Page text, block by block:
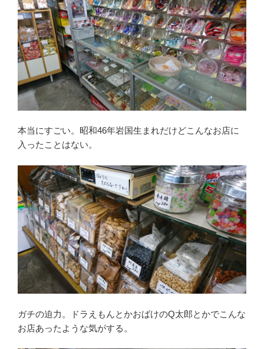
本当にすごい。昭和46年岩国生まれだけどこんなお店に
入ったことはない。
ガチの迫力。ドラえもんとかおばけのQ太郎とかでこんな
お店あったような気がする。